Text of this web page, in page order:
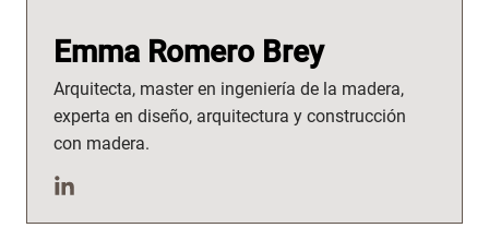
Emma Romero Brey
Arquitecta, master en ingeniería de la madera,
experta en diseño, arquitectura y construcción
con madera.